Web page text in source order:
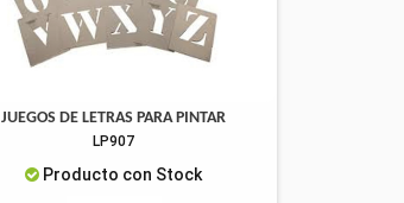
JUEGOS DE LETRAS PARA PINTAR
LP907
Producto con Stock